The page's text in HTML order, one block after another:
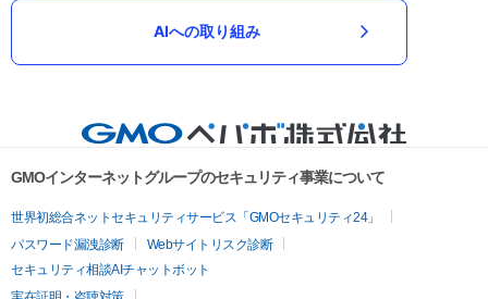
AIへの取り組み
GMOインターネットグループのセキュリティ事業について
世界初総合ネットセキュリティサービス「GMOセキュリティ24」
パスワード漏洩診断
Webサイトリスク診断
セキュリティ相談AIチャットボット